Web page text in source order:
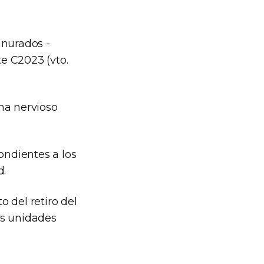
-
C2023 (vto.
nervioso
a los
del retiro del
unidades